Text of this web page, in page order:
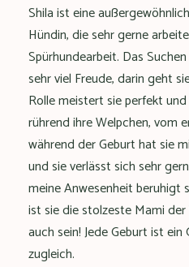
Shila ist eine
Hündin, die sehr gerne
Spürhundearbeit. Das
sehr viel Freude, darin geht
Rolle meistert sie perfekt
rührend ihre Welpchen, vom
während der Geburt hat sie
und sie verlässt sich sehr
meine Anwesenheit beruhigt
ist sie die stolzeste Mami
auch sein! Jede Geburt ist
zugleich.